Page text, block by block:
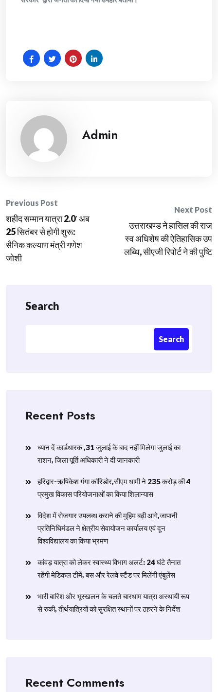
Admin
Post
navigation
Previous Post
शहीद सम्मान यात्रा 2.0′ अब
25 सितंबर से होगी शुरू:
सैनिक कल्याण मंत्री गणेश
जोशी
Next Post
उत्तराखण्ड ने हासिल की राज
स्व अधिशेष की ऐतिहासिक उप
लब्धि, सीएजी रिपोर्ट ने की पुष्टि
Search
Search
Recent Posts
ध्यान दें कार्डधारक ,31 जुलाई के बाद नहीं मिलेगा जुलाई का
राशन, जिला पूर्ति अधिकारी ने दी जानकारी
हरिद्वार-ऋषिकेश गंगा कॉरिडोर,सीएम धामी ने 235 करोड़ की 4
प्रमुख विकास परियोजनाओं का किया शिलान्यास
विदेश में रोजगार उपलब्ध कराने की मुहिम बढ़ी आगे,जापानी
प्रतिनिधिमंडल ने क्षेत्रीय सेवायोजन कार्यालय एवं दून
विश्वविद्यालय का किया भ्रमण
​कांवड़ यात्रा को लेकर स्वास्थ्य विभाग अलर्ट: 24 घंटे तैनात
रहेंगी मेडिकल टीमें, बस और रेलवे स्टैंड पर मिलेंगी एंबुलेंस
​भारी बारिश और भूस्खलन के चलते चारधाम यात्रा अस्थायी रूप
से रुकी, तीर्थयात्रियों को सुरक्षित स्थानों पर ठहरने के निर्देश
Recent Comments